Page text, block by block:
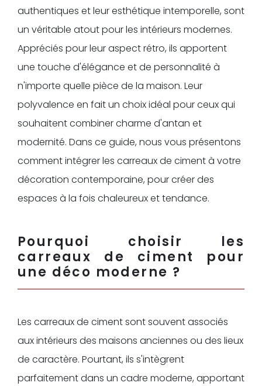
authentiques et leur esthétique intemporelle, sont
un véritable atout pour les intérieurs modernes.
Appréciés pour leur aspect rétro, ils apportent
une touche d'élégance et de personnalité à
n'importe quelle pièce de la maison. Leur
polyvalence en fait un choix idéal pour ceux qui
souhaitent combiner charme d'antan et
modernité. Dans ce guide, nous vous présentons
comment intégrer les carreaux de ciment à votre
décoration contemporaine, pour créer des
espaces à la fois chaleureux et tendance.
Pourquoi choisir les
carreaux de ciment pour
une déco moderne ?
Les carreaux de ciment sont souvent associés
aux intérieurs des maisons anciennes ou des lieux
de caractère. Pourtant, ils s'intègrent
parfaitement dans un cadre moderne, apportant